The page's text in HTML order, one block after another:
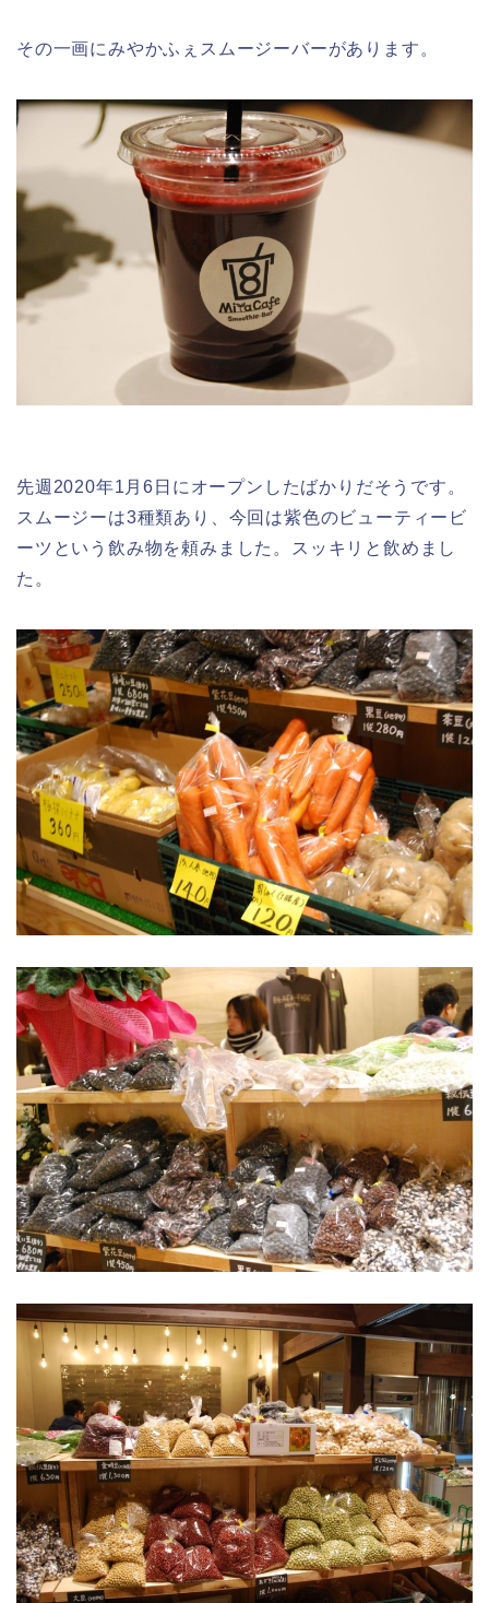
その一画にみやかふぇスムージーバーがあります。
先週2020年1月6日にオープンしたばかりだそうです。
スムージーは3種類あり、今回は紫色のビューティービ
ーツという飲み物を頼みました。スッキリと飲めまし
た。